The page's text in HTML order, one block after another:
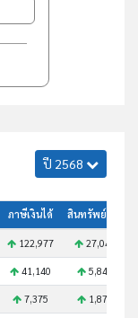
ปี 2568
ภาษีเงินได้ สินทรัพย์รวม
122,977 27,044
41,140 5,848
7,375 1,874